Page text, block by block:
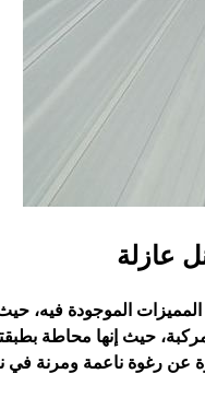
عازلة
الموجودة فيه،
حيث إنها محاطة
عن رغوة ناعمة ومرنة